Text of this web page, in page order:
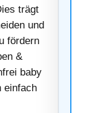
trägt
und
fördern
&
baby
einfach